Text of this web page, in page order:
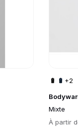
Mixte
Prix
À partir
+2